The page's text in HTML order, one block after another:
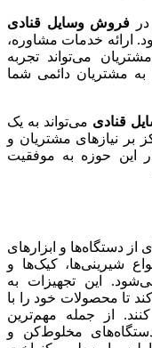
فروش وسایل قنادی
ارائه خدمات مشاوره،
می‌تواند تجربه
به مشتریان دائمی شما
قنادی می‌تواند به یک
بر نیازهای مشتریان و
این حوزه به موفقیت
دستگاه‌ها و ابزارهای
شیرینی‌ها، کیک‌ها و
این تجهیزات به
تا محصولات خود را با
از جمله مهم‌ترین
مخلوط‌کن و